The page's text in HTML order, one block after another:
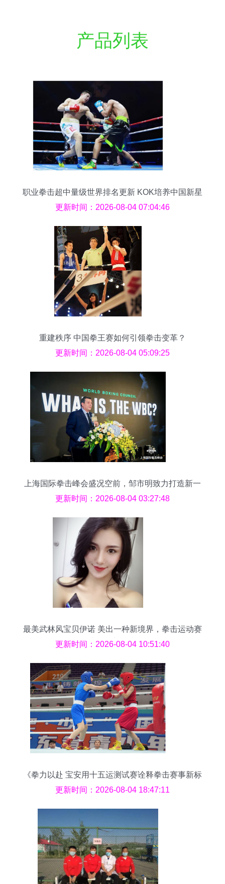
产品列表
职业拳击超中量级世界排名更新 KOK培养中国新星
冲击拳王金腰带
更新时间：2026-08-04 07:04:46
重建秩序 中国拳王赛如何引领拳击变革？
更新时间：2026-08-04 05:09:25
上海国际拳击峰会盛况空前，邹市明致力打造新一
代世界拳王
更新时间：2026-08-04 03:27:48
最美武林风宝贝伊诺 美出一种新境界，拳击运动赛
事组织新风尚
更新时间：2026-08-04 10:51:40
《拳力以赴 宝安用十五运测试赛诠释拳击赛事新标
杆》
更新时间：2026-08-04 18:47:11